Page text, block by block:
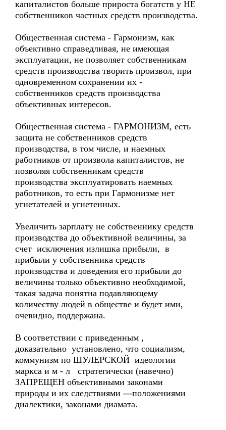
капиталистов больше прироста богатств у НЕ
собственников частных средств производства.
Общественная система - Гармонизм, как
объективно справедливая, не имеющая
эксплуатации, не позволяет собственникам
средств производства творить произвол, при
одновременном сохранении их -
собственников средств производства
объективных интересов.
Общественная система - ГАРМОНИЗМ, есть
защита не собственников средств
производства, в том числе, и наемных
работников от произвола капиталистов, не
позволяя собственникам средств
производства эксплуатировать наемных
работников, то есть при Гармонизме нет
угнетателей и угнетенных.
Увеличить зарплату не собственнику средств
производства до объективной величины, за
счет исключения излишка прибыли, в
прибыли у собственника средств
производства и доведения его прибыли до
величины только объективно необходимой,
такая задача понятна подавляющему
количеству людей в обществе и будет ими,
очевидно, поддержана.
В соответствии с приведенным ,
доказательно установлено, что социализм,
коммунизм по ШУЛЕРСКОЙ идеологии
маркса и м - л стратегически (навечно)
ЗАПРЕЩЕН объективными законами
природы и их следствиями ---положениями
диалектики, законами диамата.